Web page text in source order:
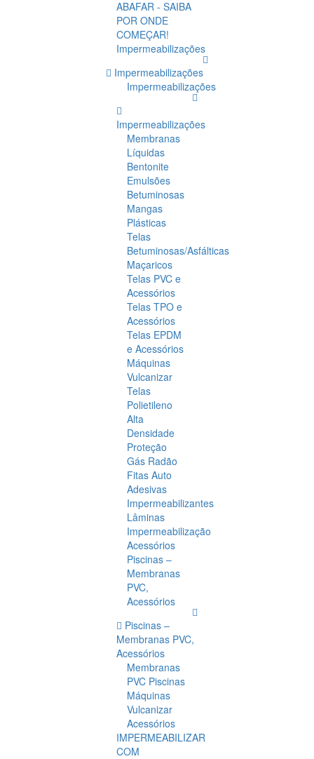
ABAFAR - SAIBA
POR ONDE
COMEÇAR!
Impermeabilizações
Impermeabilizações
Impermeabilizações
Impermeabilizações
Membranas
Líquidas
Bentonite
Emulsões
Betuminosas
Mangas
Plásticas
Telas
Betuminosas/Asfálticas
Maçaricos
Telas PVC e
Acessórios
Telas TPO e
Acessórios
Telas EPDM
e Acessórios
Máquinas
Vulcanizar
Telas
Polietileno
Alta
Densidade
Proteção
Gás Radão
Fitas Auto
Adesivas
Impermeabilizantes
Lâminas
Impermeabilização
Acessórios
Piscinas –
Membranas
PVC,
Acessórios
Piscinas –
Membranas PVC,
Acessórios
Membranas
PVC Piscinas
Máquinas
Vulcanizar
Acessórios
IMPERMEABILIZAR
COM